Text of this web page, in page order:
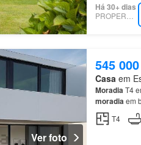
Há 30+ dias
Ver foto
545
Casaem
MoradiaT4
moradiaem
da praia.…
T4